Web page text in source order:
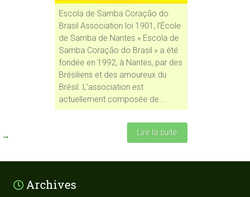
→
Escola de Samba Coração do
Brasil Association loi 1901, l’École
de Samba de Nantes « Escola de
Samba Coração do Brasil » a été
fondée en 1992, à Nantes, par des
Brésiliens et des amoureux du
Brésil. L’association est
actuellement composée de...
Lire la suite
Archives